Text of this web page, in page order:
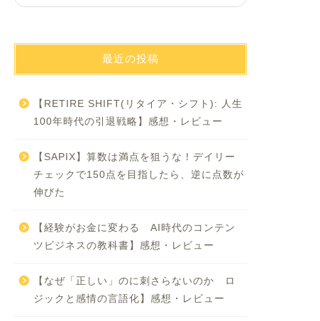
最近の投稿
【RETIRE SHIFT(リタイア・シフト): 人生
100年時代の引退戦略】感想・レビュー
【SAPIX】算数は満点を狙うな！デイリー
チェックで150点を目指したら、逆に点数が
伸びた
【経験がお金に変わる AI時代のコンテン
ツビジネスの教科書】感想・レビュー
【なぜ「正しい」のに刺さらないのか ロ
ジックと感情の言語化】感想・レビュー